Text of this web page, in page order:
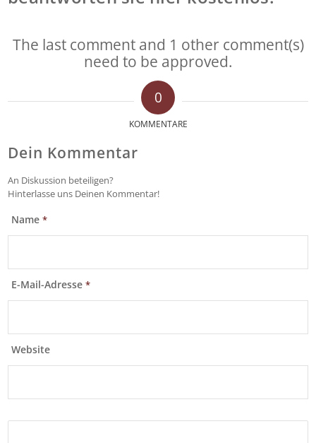
The last comment and 1 other comment(s)
need to be approved.
0
KOMMENTARE
Dein Kommentar
An Diskussion beteiligen?
Hinterlasse uns Deinen Kommentar!
Name*
E-Mail-Adresse*
Website